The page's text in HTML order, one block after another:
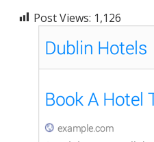
Post Views: 1,126